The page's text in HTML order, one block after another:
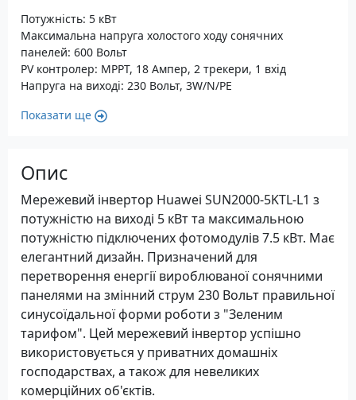
Потужність: 5 кВт
Максимальна напруга холостого ходу сонячних
панелей: 600 Вольт
PV контролер: MPPT, 18 Ампер, 2 трекери, 1 вхід
Напруга на виході: 230 Вольт, 3W/N/PE
Показати ще
Опис
Мережевий інвертор Huawei SUN2000-5KTL-L1 з
потужністю на виході 5 кВт та максимальною
потужністю підключених фотомодулів 7.5 кВт. Має
елегантний дизайн. Призначений для
перетворення енергії вироблюваної сонячними
панелями на змінний струм 230 Вольт правильної
синусоїдальної форми роботи з "Зеленим
тарифом". Цей мережевий інвертор успішно
використовується у приватних домашніх
господарствах, а також для невеликих
комерційних об'єктів.